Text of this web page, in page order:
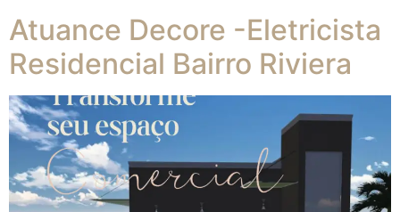
Atuance Decore -Eletricista
Residencial Bairro Riviera